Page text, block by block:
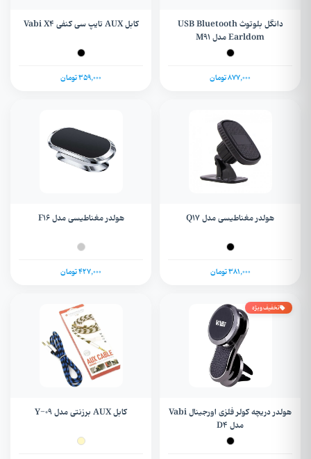
دانگل بلوتوث USB Bluetooth
Earldom مدل M91
877,000 تومان
کابل AUX تایپ سی کنفی Vabi X4
359,000 تومان
هولدر مغناطیسی مدل Q17
381,000 تومان
هولدر مغناطیسی مدل F16
427,000 تومان
تخفیف ویژه
هولدر دریچه کولر فلزی اورجینال Vabi
مدل D4
کابل AUX برزنتی مدل Y-09